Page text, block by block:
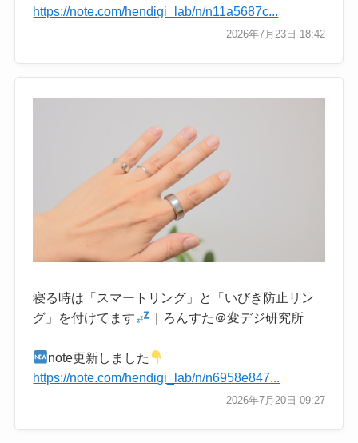
https://note.com/hendigi_lab/n/n11a5687c...
2026年7月23日 18:42
寝る時は「スマートリング」と「いびき防止リン
グ」を付けてます
｜ろんすた＠変デジ研究所
note更新しました
https://note.com/hendigi_lab/n/n6958e847...
2026年7月20日 09:27